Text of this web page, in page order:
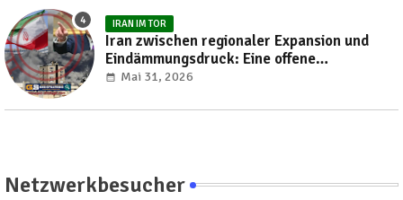
IRAN IM TOR
Iran zwischen regionaler Expansion und
Eindämmungsdruck: Eine offene
Verhandlung über die Neuordnung des
Mai 31, 2026
Netzwerkbesucher